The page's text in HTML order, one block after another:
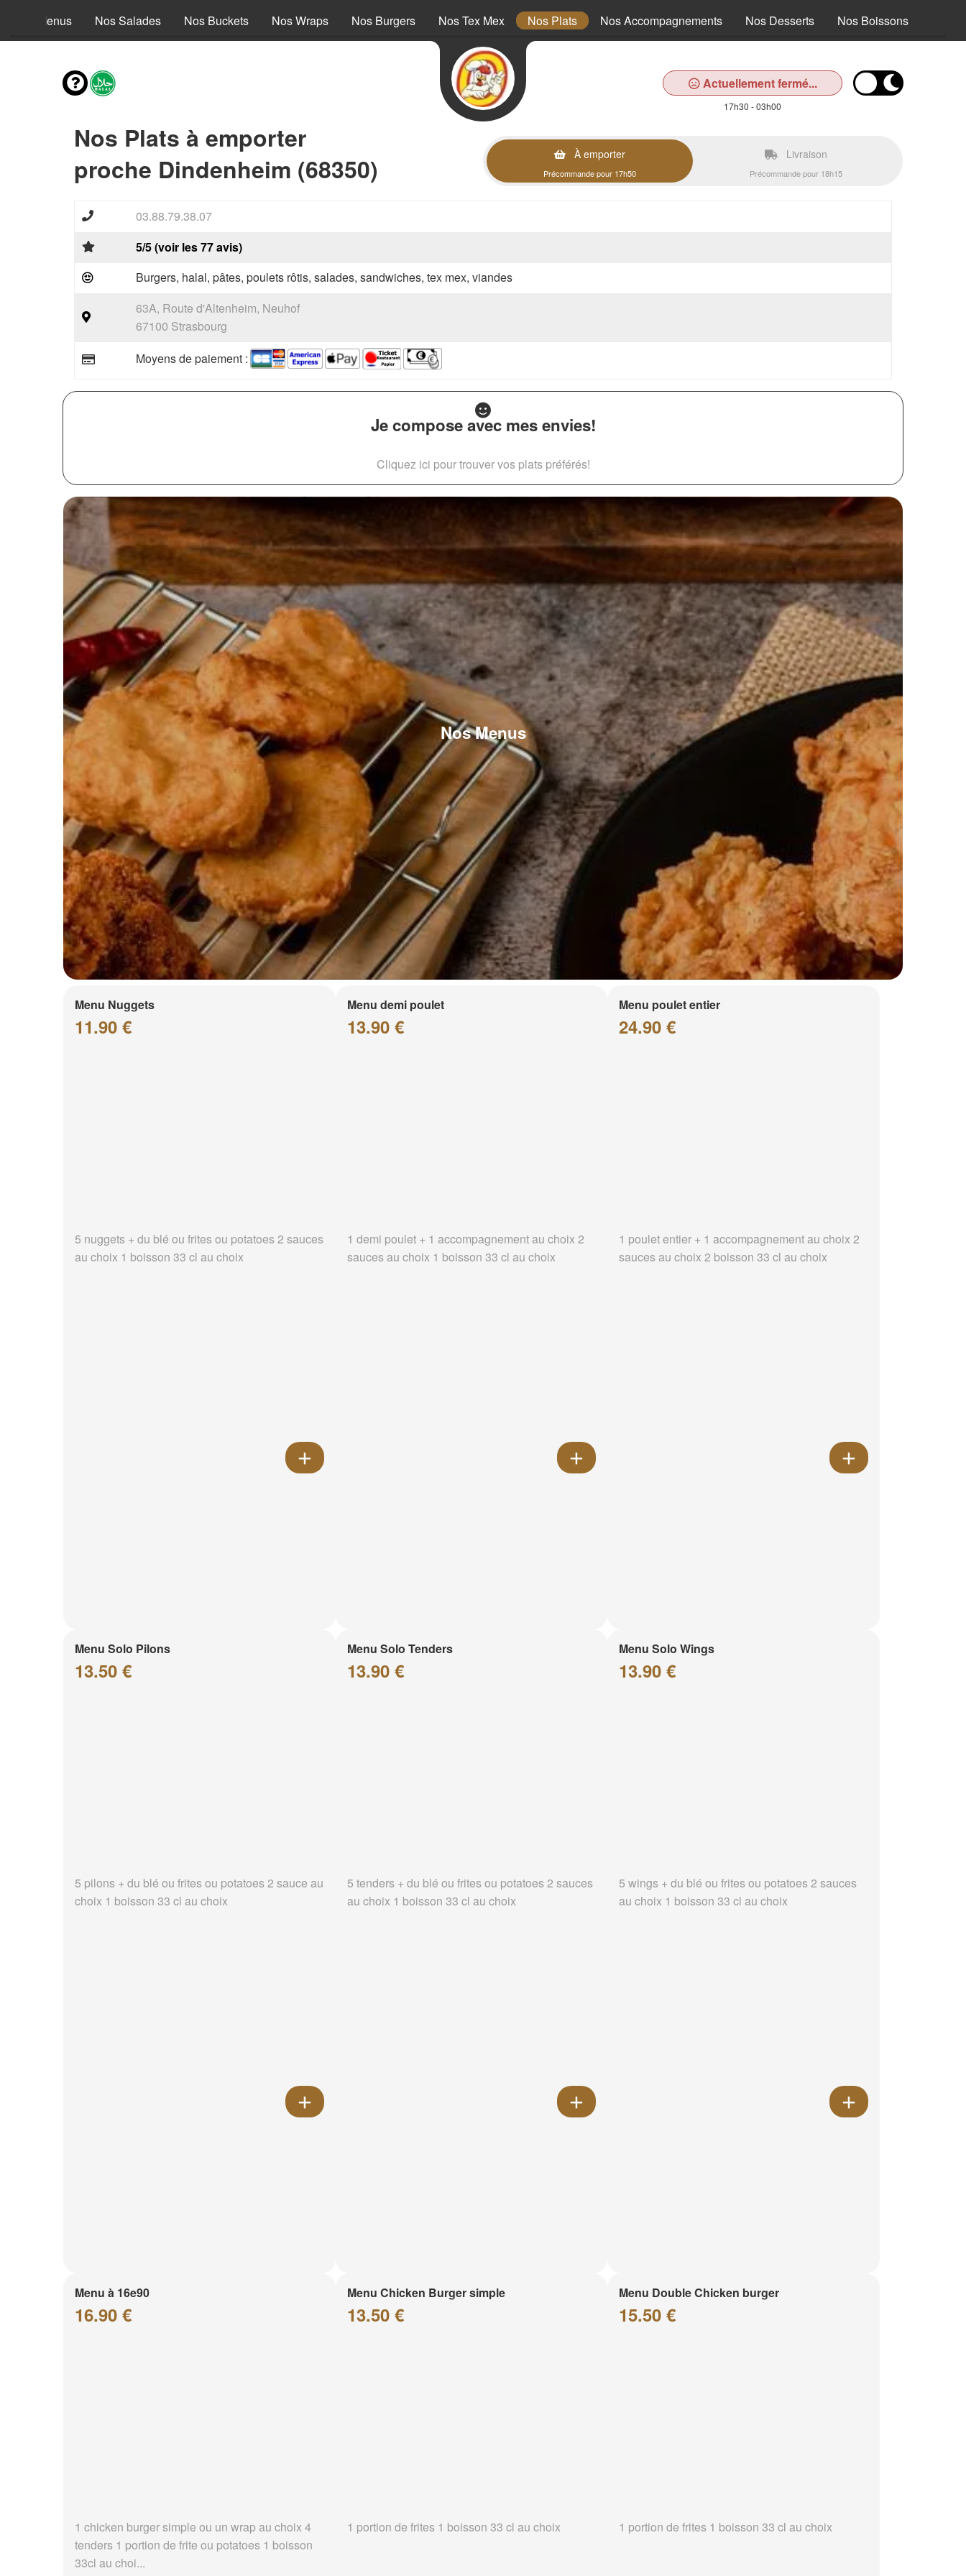
Nos Menus Nos Salades Nos Buckets Nos Wraps Nos Burgers Nos Tex Mex Nos Plats Nos Accompagnements Nos Desserts Nos Boissons
Actuellement fermé...
17h30 - 03h00
Nos Plats à emporter
proche Dindenheim (68350)
À emporter
Précommande pour 17h50
Livraison
Précommande pour 18h15
03.88.79.38.07
5/5 (voir les 77 avis)
Burgers, halal, pâtes, poulets rôtis, salades, sandwiches, tex mex, viandes
63A, Route d'Altenheim, Neuhof
67100 Strasbourg
Moyens de paiement :
Je compose avec mes envies!
Cliquez ici pour trouver vos plats préférés!
Nos Menus
Menu Nuggets
11.90 €
5 nuggets + du blé ou frites ou potatoes 2 sauces
au choix 1 boisson 33 cl au choix
Menu demi poulet
13.90 €
1 demi poulet + 1 accompagnement au choix 2
sauces au choix 1 boisson 33 cl au choix
Menu poulet entier
24.90 €
1 poulet entier + 1 accompagnement au choix 2
sauces au choix 2 boisson 33 cl au choix
Menu Solo Pilons
13.50 €
5 pilons + du blé ou frites ou potatoes 2 sauce au
choix 1 boisson 33 cl au choix
Menu Solo Tenders
13.90 €
5 tenders + du blé ou frites ou potatoes 2 sauces
au choix 1 boisson 33 cl au choix
Menu Solo Wings
13.90 €
5 wings + du blé ou frites ou potatoes 2 sauces
au choix 1 boisson 33 cl au choix
Menu à 16e90
16.90 €
1 chicken burger simple ou un wrap au choix 4
tenders 1 portion de frite ou potatoes 1 boisson
33cl au choi...
Menu Chicken Burger simple
13.50 €
1 portion de frites 1 boisson 33 cl au choix
Menu Double Chicken burger
15.50 €
1 portion de frites 1 boisson 33 cl au choix